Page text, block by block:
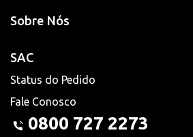
Sobre Nós
SAC
Status do Pedido
Fale Conosco
0800 727 2273